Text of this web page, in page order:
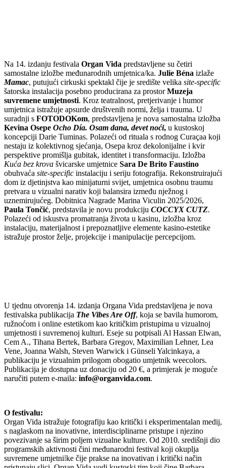
Na 14. izdanju festivala Organ Vida predstavljene su četiri
samostalne izložbe međunarodnih umjetnica/ka. Julie Béna izlaže
Mamac, putujući cirkuski spektakl čije je središte velika site-specific
šatorska instalacija posebno producirana za prostorMuzeja
suvremene umjetnosti. Kroz teatralnost, pretjerivanje i humor
umjetnica istražuje apsurde društvenih normi, želja i trauma. U
suradnji s FOTODOKom, predstavljena je nova samostalna izložba
Kevina Osepe Ocho Día. Osam dana, devet noći, u kustoskoj
koncepciji Darie Tuminas. Polazeći od rituala s rodnog Curaçaa koji
nestaju iz kolektivnog sjećanja, Osepa kroz dekolonijalne i kvir
perspektive promišlja gubitak, identitet i transformaciju. Izložba
Kuća bez krova švicarske umjetnice Sara De Brito Faustino
obuhvaća site-specific instalaciju i seriju fotografija. Rekonstruirajući
dom iz djetinjstva kao minijaturni svijet, umjetnica osobnu traumu
pretvara u vizualni narativ koji balansira između nježnog i
uznemirujućeg. Dobitnica Nagrade Marina Viculin 2025/2026,
Paula Tončić, predstavila je novu produkciju COCCYX CUTZ.
Polazeći od iskustva promatranja života u kasinu, izložba kroz
instalaciju, materijalnost i prepoznatljive elemente kasino-estetike
istražuje prostor želje, projekcije i manipulacije percepcijom.
U tjednu otvorenja 14. izdanja Organa Vida predstavljena je nova
festivalska publikacija The Vibes Are Off, koja se bavila humorom,
ružnoćom i online estetikom kao kritičkim pristupima u vizualnoj
umjetnosti i suvremenoj kulturi. Eseje su potpisali Al Hassan Elwan,
Cem A., Tihana Bertek, Barbara Gregov, Maximilian Lehner, Lea
Vene, Joanna Walsh, Steven Warwick i Günseli Yalcinkaya, a
publikaciju je vizualnim prilogom obogatio umjetnik weecolors.
Publikacija je dostupna uz donaciju od 20 €, a primjerak je moguće
naručiti putem e-maila: info@organvida.com.
O festivalu:
Organ Vida istražuje fotografiju kao kritički i eksperimentalan medij,
s naglaskom na inovativne, interdisciplinarne pristupe i njezino
povezivanje sa širim poljem vizualne kulture. Od 2010. središnji dio
programskih aktivnosti čini međunarodni festival koji okuplja
suvremene umjetni⁞ke čije prakse na inovativan i kritički način